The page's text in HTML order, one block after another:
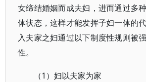
女缔结婚姻而成夫妇，进而通过多
体状态，这样才能发挥子妇一体的
入夫家之妇通过以下制度性规则被
性。
（1）妇以夫家为家